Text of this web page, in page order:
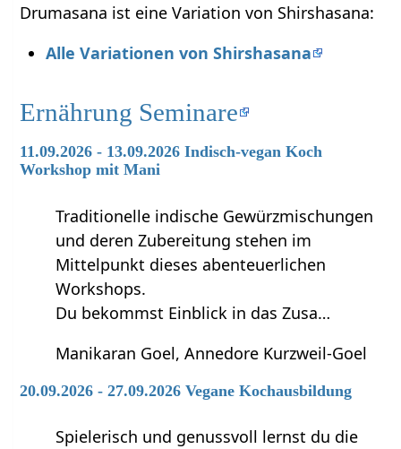
Drumasana ist eine Variation von Shirshasana:
Alle Variationen von Shirshasana
Ernährung Seminare
11.09.2026 - 13.09.2026 Indisch-vegan Koch
Workshop mit Mani
Traditionelle indische Gewürzmischungen
und deren Zubereitung stehen im
Mittelpunkt dieses abenteuerlichen
Workshops.
Du bekommst Einblick in das Zusa…
Manikaran Goel, Annedore Kurzweil-Goel
20.09.2026 - 27.09.2026 Vegane Kochausbildung
Spielerisch und genussvoll lernst du die